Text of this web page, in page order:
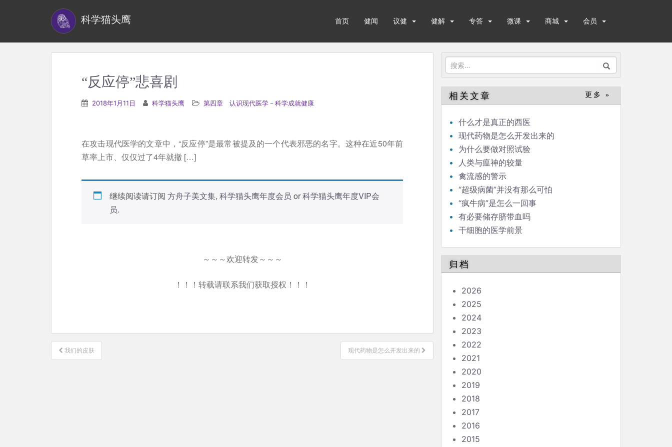
科学猫头鹰 首页 健闻 议健 健解 专答 微课 商城 会员
搜
索：
“反应停”悲喜剧
2018年1月11日 科学猫头鹰 第四章 认识现代医学－科学成就健康
在攻击现代医学的文章中，“反应停”是最常被提及的一个代表邪恶的名字。这种在近50年前
草率上市、仅仅过了4年就撤 […]
继续阅读请订阅 方舟子美文集, 科学猫头鹰年度会员 or科学猫头鹰年度VIP会
员.
～～～欢迎转发～～～
！！！转载请联系我们获取授权！！！
文
章
我们的皮肤 现代药物是怎么开发出来的
相关文章 更多 »
什么才是真正的西医
现代药物是怎么开发出来的
为什么要做对照试验
人类与瘟神的较量
禽流感的警示
“超级病菌”并没有那么可怕
“疯牛病”是怎么一回事
有必要储存脐带血吗
干细胞的医学前景
归档
2026
2025
2024
2023
2022
2021
2020
2019
2018
2017
2016
2015